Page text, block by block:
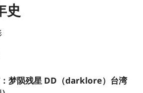
史
梦陨残星 DD（darklore）台湾